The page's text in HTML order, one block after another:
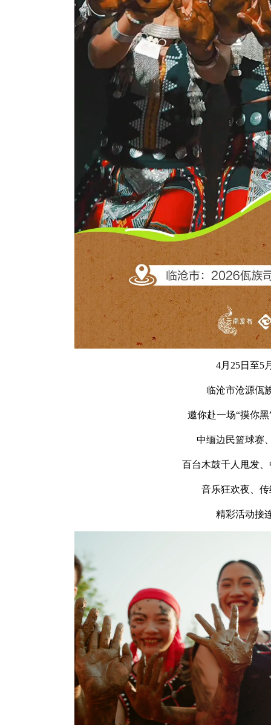
4月25日至5
临沧市沧源佤
邀你赴一场“摸你
中缅边民篮球赛
百台木鼓千人甩发
音乐狂欢夜、
精彩活动接